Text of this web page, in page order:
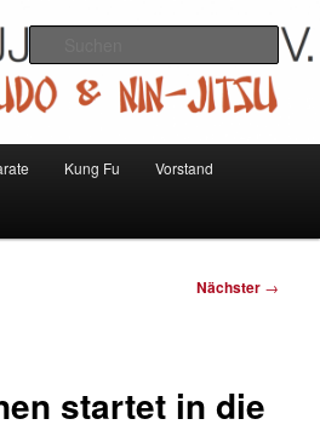
Kung Fu Vorstand
Nächster →
startet in die